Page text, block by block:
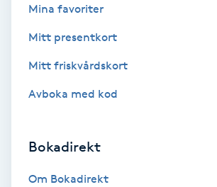
Cryoterapi
Damklippning
Mina favoriter
Mitt presentkort
Mitt friskvårdskort
Avboka med kod
Bokadirekt
Om Bokadirekt